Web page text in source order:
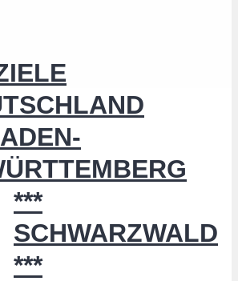
***
SCHWARZWALD
***